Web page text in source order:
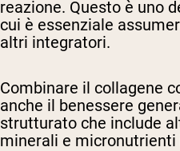
reazione. Questo è uno
cui è essenziale
altri integratori.
Combinare il collagene
anche il benessere
strutturato che include
minerali e micronutrienti